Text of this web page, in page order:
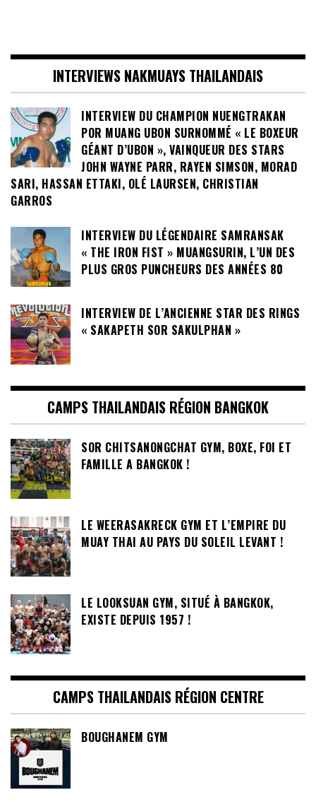
INTERVIEWS NAKMUAYS THAILANDAIS
INTERVIEW DU CHAMPION NUENGTRAKAN
POR MUANG UBON SURNOMMÉ « LE BOXEUR
GÉANT D’UBON », VAINQUEUR DES STARS
JOHN WAYNE PARR, RAYEN SIMSON, MORAD
SARI, HASSAN ETTAKI, OLÉ LAURSEN, CHRISTIAN
GARROS
INTERVIEW DU LÉGENDAIRE SAMRANSAK
« THE IRON FIST » MUANGSURIN, L’UN DES
PLUS GROS PUNCHEURS DES ANNÉES 80
INTERVIEW DE L’ANCIENNE STAR DES RINGS
« SAKAPETH SOR SAKULPHAN »
CAMPS THAILANDAIS RÉGION BANGKOK
SOR CHITSANONGCHAT GYM, BOXE, FOI ET
FAMILLE A BANGKOK !
LE WEERASAKRECK GYM ET L’EMPIRE DU
MUAY THAI AU PAYS DU SOLEIL LEVANT !
LE LOOKSUAN GYM, SITUÉ À BANGKOK,
EXISTE DEPUIS 1957 !
CAMPS THAILANDAIS RÉGION CENTRE
BOUGHANEM GYM